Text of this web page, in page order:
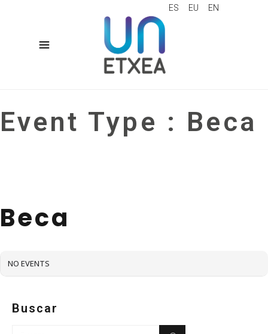
ES EU EN
Event Type : Beca
Beca
NO EVENTS
Buscar